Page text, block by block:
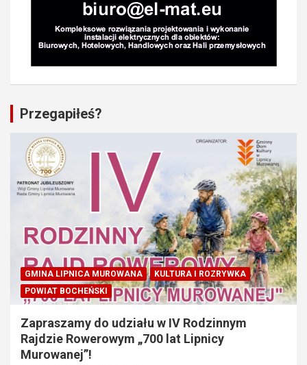
Przegapiłeś?
GMINA LIPNICA MUROWANA
KULTURA I ROZRYWKA
POWIAT BOCHEŃSKI
Zapraszamy do udziału w IV Rodzinnym
Rajdzie Rowerowym „700 lat Lipnicy
Murowanej”!